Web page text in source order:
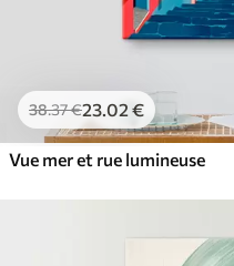
38.37€23.02 €
Vue mer et rue lumineuse